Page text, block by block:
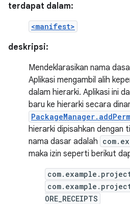
terdapat dalam:
<manifest>
deskripsi:
Mendeklarasikan nama
Aplikasi mengambil alih
dalam hierarki. Aplikasi ini
baru ke hierarki secara
hierarki dipisahkan dengan
nama dasar adalah
maka izin seperti berikut
ORE_RECEIPTS